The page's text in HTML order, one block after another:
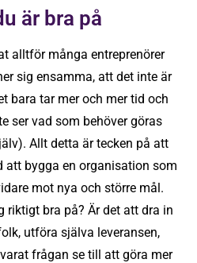
är bra på
alltför många entreprenörer
sig ensamma, att det inte är
bara tar mer och mer tid och
ser vad som behöver göras
Allt detta är tecken på att
att bygga en organisation som
mot nya och större mål.
riktigt bra på? Är det att dra in
utföra själva leveransen,
frågan se till att göra mer